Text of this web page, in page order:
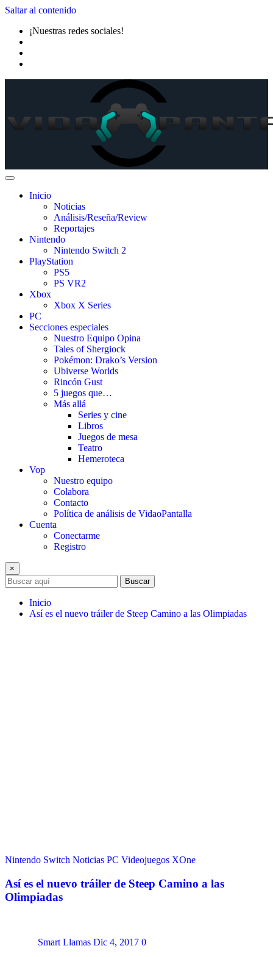
Saltar al contenido
¡Nuestras redes sociales!
Inicio
Noticias
Análisis/Reseña/Review
Reportajes
Nintendo
Nintendo Switch 2
PlayStation
PS5
PS VR2
Xbox
Xbox X Series
PC
Secciones especiales
Nuestro Equipo Opina
Tales of Shergiock
Pokémon: Drako’s Version
Ubiverse Worlds
Rincón Gust
5 juegos que…
Más allá
Series y cine
Libros
Juegos de mesa
Teatro
Hemeroteca
Vop
Nuestro equipo
Colabora
Contacto
Política de análisis de VidaoPantalla
Cuenta
Conectarme
Registro
×
Buscar
Inicio
Así es el nuevo tráiler de Steep Camino a las Olimpiadas
Nintendo Switch Noticias PC Videojuegos XOne
Así es el nuevo tráiler de Steep Camino a las
Olimpiadas
Smart Llamas Dic 4, 2017 0